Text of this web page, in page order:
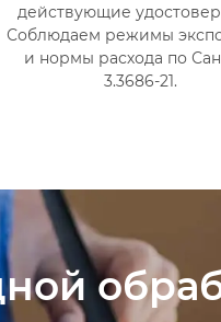
действующие
Соблюдаем режимы
и нормы расхода по
3.3686-21.